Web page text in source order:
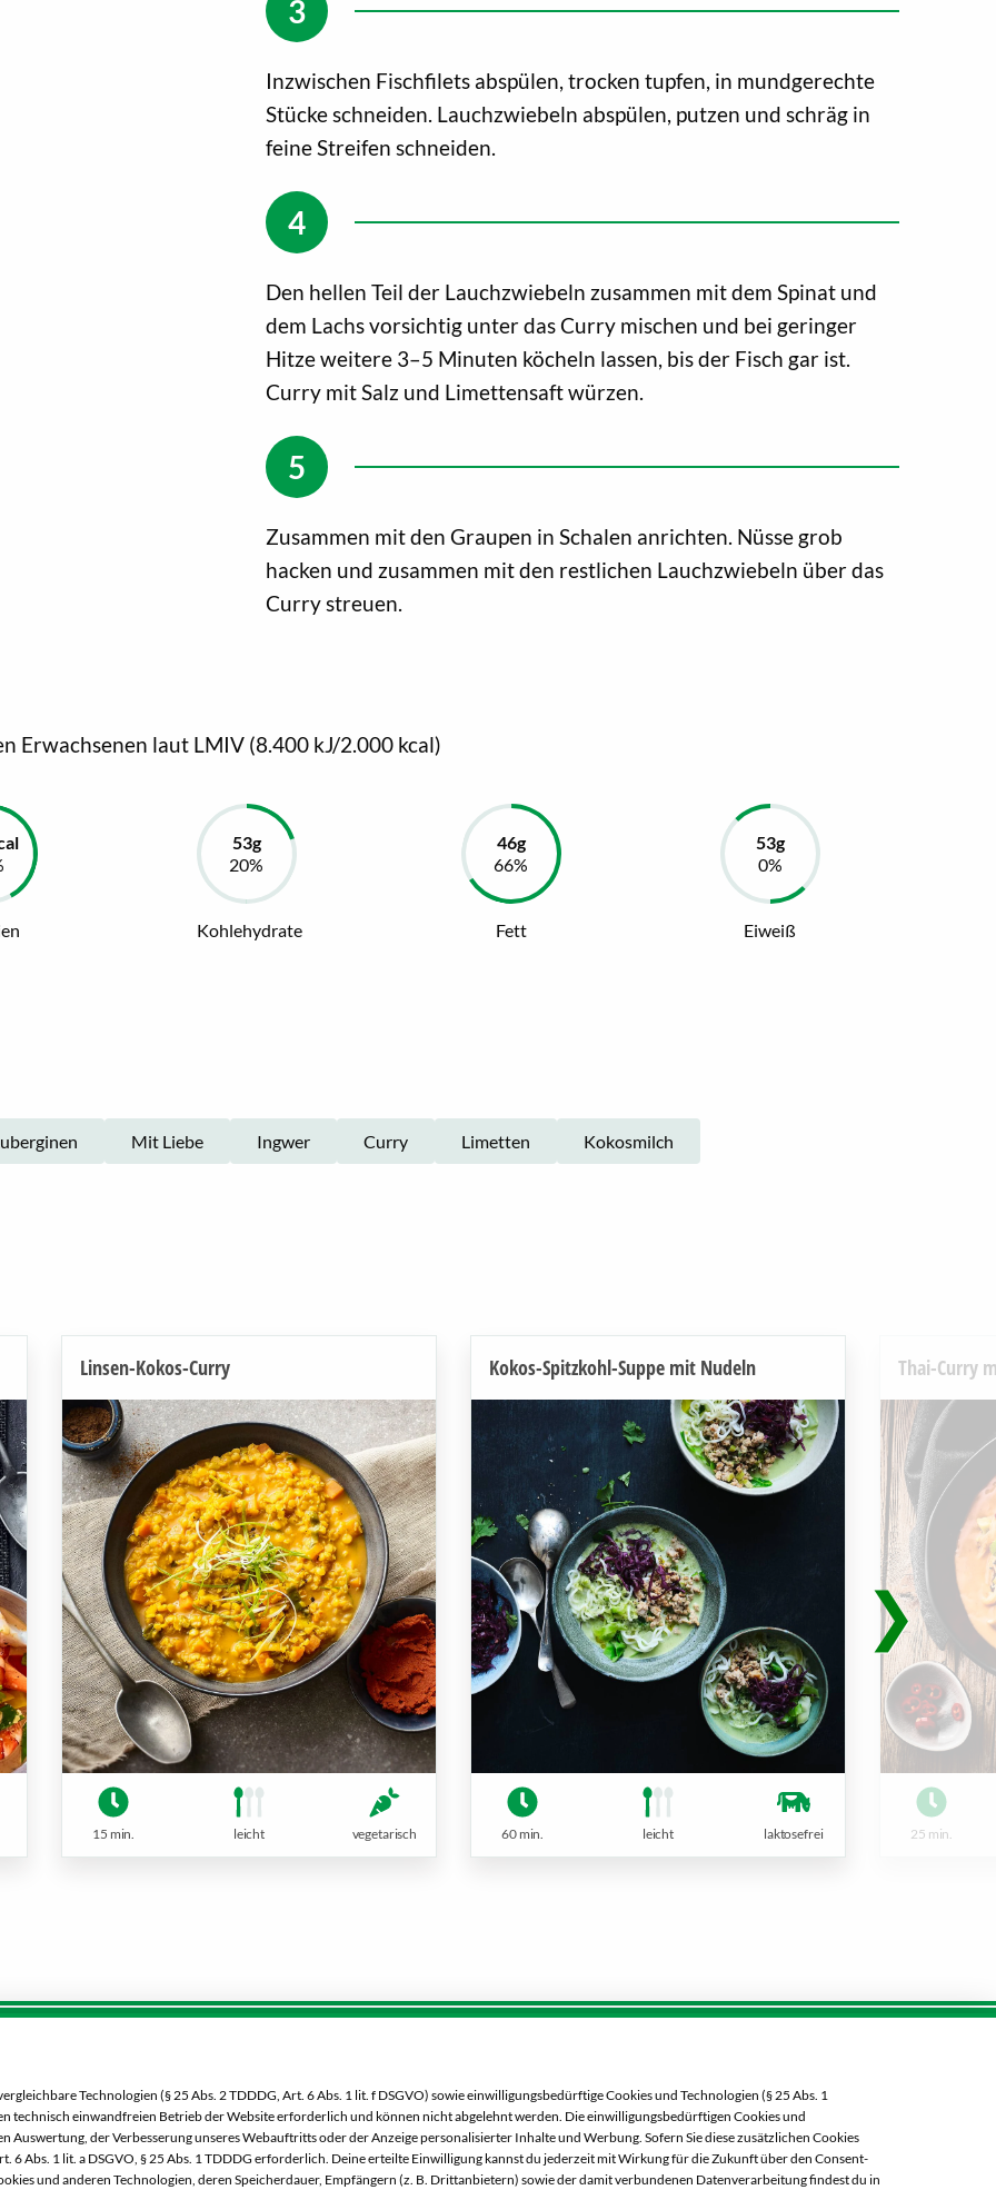
Inzwischen Fischfilets abspülen, trocken tupfen, in mundgerechte
Stücke schneiden. Lauchzwiebeln abspülen, putzen und schräg in
feine Streifen schneiden.
Den hellen Teil der Lauchzwiebeln zusammen mit dem Spinat und
dem Lachs vorsichtig unter das Curry mischen und bei geringer
Hitze weitere 3–5 Minuten köcheln lassen, bis der Fisch gar ist.
Curry mit Salz und Limettensaft würzen.
Zusammen mit den Graupen in Schalen anrichten. Nüsse grob
hacken und zusammen mit den restlichen Lauchzwiebeln über das
Curry streuen.
Erwachsenen laut LMIV (8.400 kJ/2.000 kcal)
Kohlehydrate Fett Eiweiß
Mit Liebe Ingwer Curry Limetten Kokosmilch
Linsen-Kokos-Curry
15 min. leicht vegetarisch
Kokos-Spitzkohl-Suppe mit Nudeln
60 min. leicht laktosefrei
Thai-Curry
25 min.
00 333 52
Besucht uns
auch auf Facebook
MARKTKAUF Nürnberg-Thon
Wilhelmshavener Straße 15
90425 Nürnberg
Telefon:0911 93460
Mo:
07:00 – 20:00 Uhr
Di:
07:00 – 20:00 Uhr
Mi:
07:00 – 20:00 Uhr
Do:
07:00 – 20:00 Uhr
Technologien (§ 25 Abs. 2 TDDDG, Art. 6 Abs. 1 lit. f DSGVO) sowie einwilligungsbedürftige Cookies und Technologien (§ 25 Abs. 1
technisch einwandfreien Betrieb der Website erforderlich und können nicht abgelehnt werden. Die einwilligungsbedürftigen Cookies und
Auswertung, der Verbesserung unseres Webauftritts oder der Anzeige personalisierter Inhalte und Werbung. Sofern Sie diese zusätzlichen Cookies
6 Abs. 1 lit. a DSGVO, § 25 Abs. 1 TDDDG erforderlich. Deine erteilte Einwilligung kannst du jederzeit mit Wirkung für die Zukunft über den Consent-
und anderen Technologien, deren Speicherdauer, Empfängern (z. B. Drittanbietern) sowie der damit verbundenen Datenverarbeitung findest du in